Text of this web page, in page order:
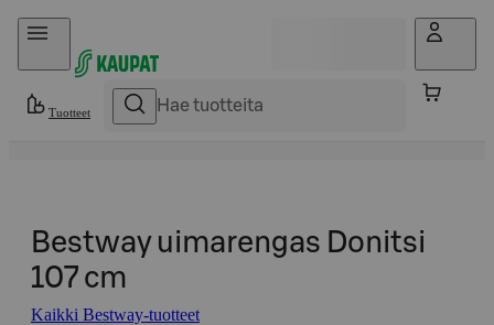
Hyppää sisältöön
Tuotteet
Bestway uimarengas Donitsi
107 cm
Kaikki Bestway-tuotteet